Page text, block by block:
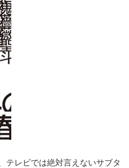
テレビでは絶対言えないサブタ